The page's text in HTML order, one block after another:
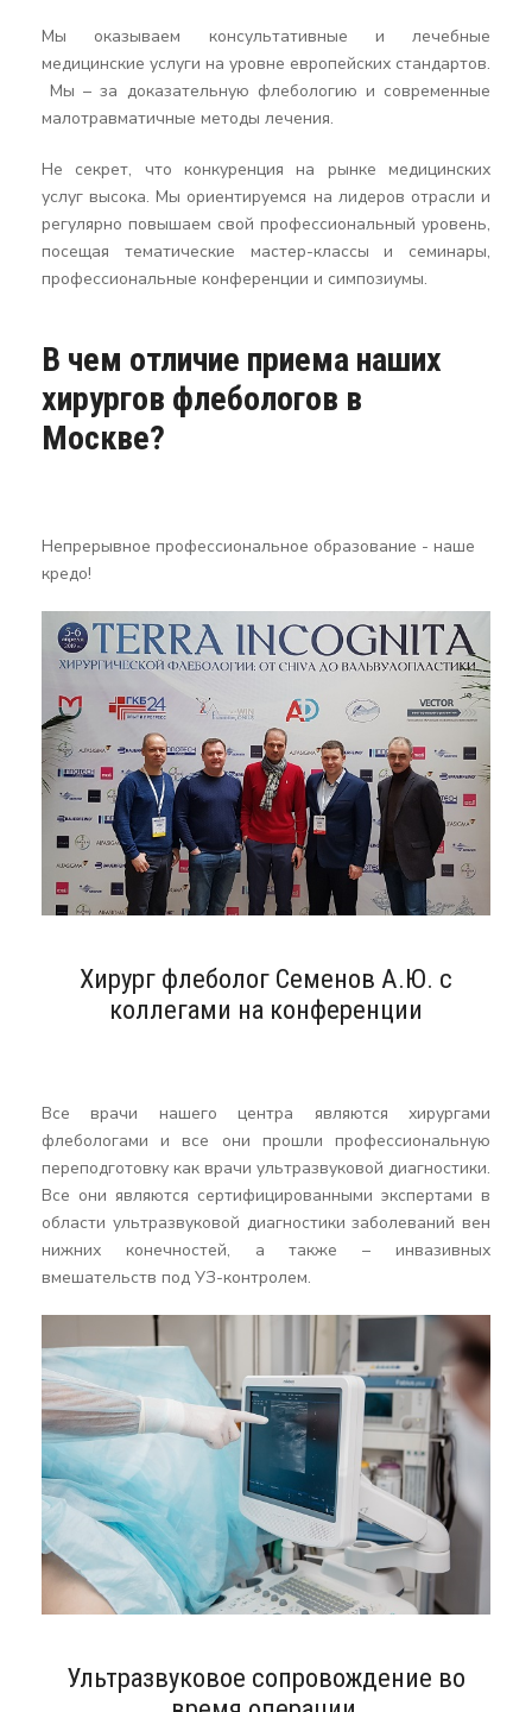
Мы оказываем консультативные и лечебные
медицинские услуги на уровне европейских стандартов.
Мы – за доказательную флебологию и современные
малотравматичные методы лечения.
Не секрет, что конкуренция на рынке медицинских
услуг высока. Мы ориентируемся на лидеров отрасли и
регулярно повышаем свой профессиональный уровень,
посещая тематические мастер-классы и семинары,
профессиональные конференции и симпозиумы.
В чем отличие приема наших
хирургов флебологов в
Москве?
Непрерывное профессиональное образование - наше
кредо!
Хирург флеболог Семенов А.Ю. с
коллегами на конференции
Все врачи нашего центра являются хирургами
флебологами и все они прошли профессиональную
переподготовку как врачи ультразвуковой диагностики.
Все они являются сертифицированными экспертами в
области ультразвуковой диагностики заболеваний вен
нижних конечностей, а также – инвазивных
вмешательств под УЗ-контролем.
Ультразвуковое сопровождение во